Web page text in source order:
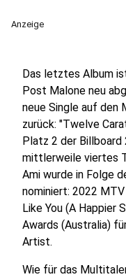
Anzeige
Das letztes Album
Post Malone neu
neue Single auf den
zurück: "Twelve
Platz 2 der Billboard
mittlerweile viertes
Ami wurde in Folge
nominiert: 2022
Like You (A Happier
Awards (Australia)
Artist.
Wie für das